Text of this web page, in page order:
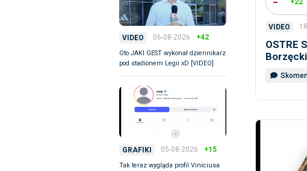
VIDEO 06-08-2026 +42
Oto JAKI GEST wykonał dziennikarz
pod stadionem Legii xD [VIDEO]
GRAFIKI 05-08-2026 +15
Tak teraz wygląda profil Viniciusa
+22
VIDEO
OSTRE
Borzęcki